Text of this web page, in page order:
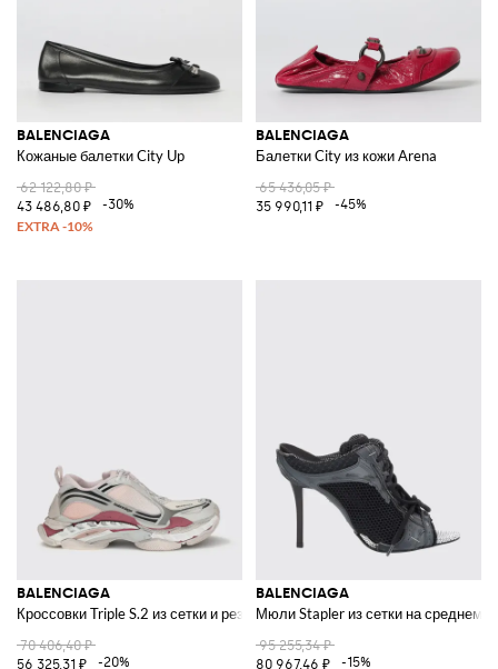
BALENCIAGA
Кожаные балетки City Up
62 122,80 ₽
43 486,80 ₽
-30%
BALENCIAGA
Балетки City из кожи Arena
65 436,05 ₽
35 990,11 ₽
-45%
BALENCIAGA
Кроссовки Triple S.2 из сетки и резины
70 406,40 ₽
56 325,31 ₽
-20%
BALENCIAGA
Мюли Stapler из сетки на среднем
95 255,34 ₽
80 967,46 ₽
-15%